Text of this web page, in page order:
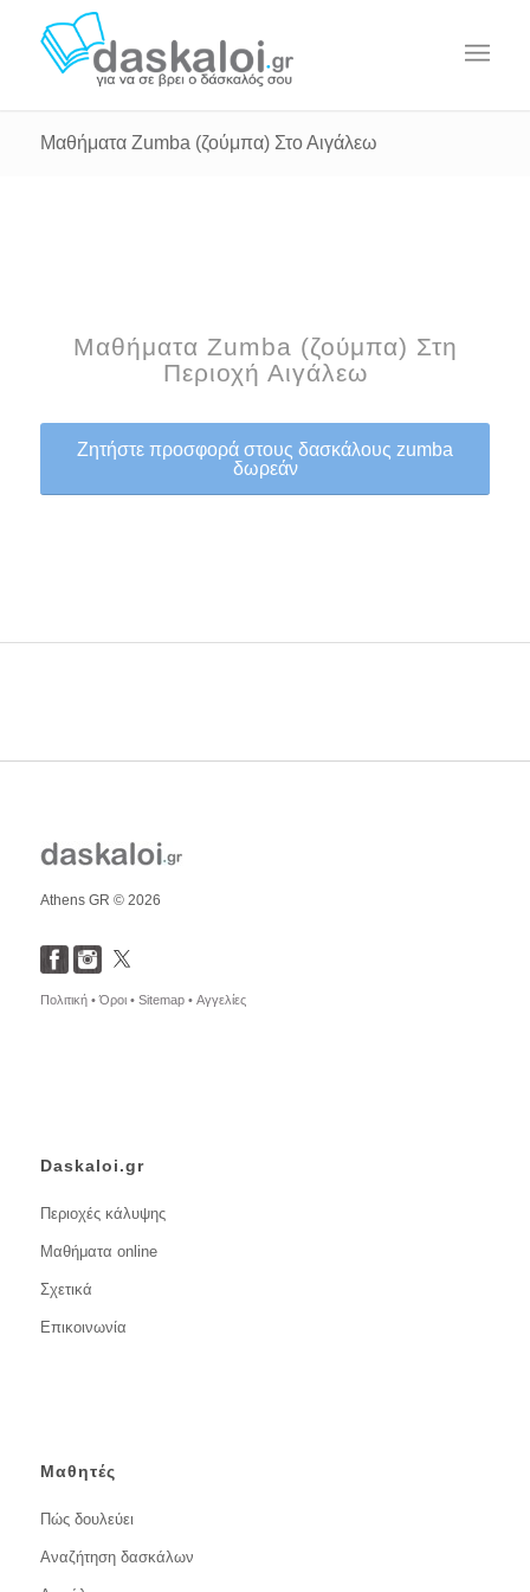
Μαθήματα Zumba (ζούμπα) Στο Αιγάλεω
Μαθήματα Zumba (ζούμπα) Στη
Περιοχή Αιγάλεω
Ζητήστε προσφορά στους δασκάλους zumba
δωρεάν
Athens GR © 2026
Πολιτική •Όροι • Sitemap • Αγγελίες
Daskaloi.gr
Περιοχές κάλυψης
Μαθήματα online
Σχετικά
Επικοινωνία
Μαθητές
Πώς δουλεύει
Αναζήτηση δασκάλων